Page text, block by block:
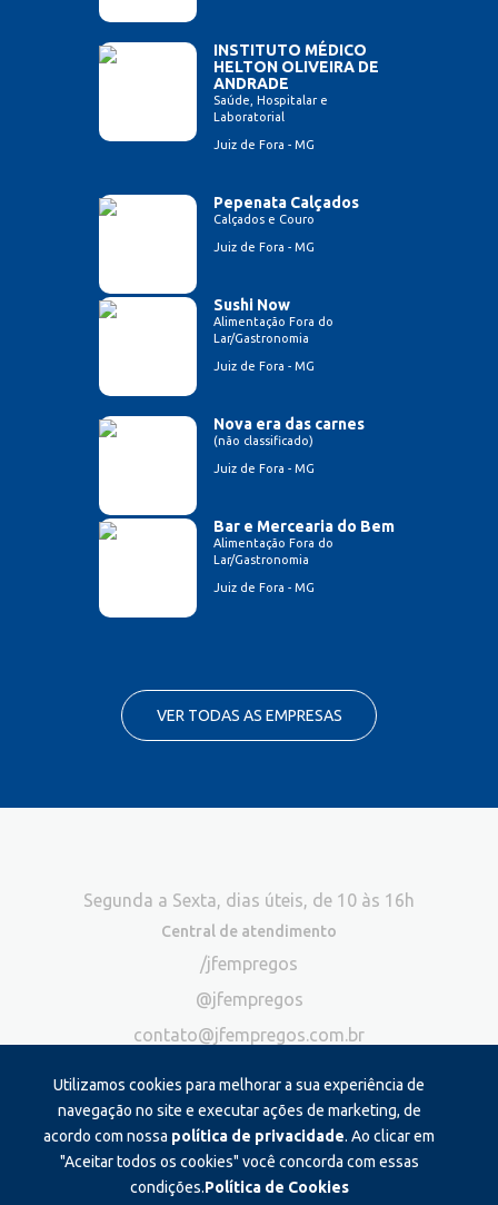
INSTITUTO MÉDICO
HELTON OLIVEIRA DE
ANDRADE
Saúde, Hospitalar e
Laboratorial
Juiz de Fora - MG
Pepenata Calçados
Calçados e Couro
Juiz de Fora - MG
Sushi Now
Alimentação Fora do
Lar/Gastronomia
Juiz de Fora - MG
Nova era das carnes
(não classificado)
Juiz de Fora - MG
Bar e Mercearia do Bem
Alimentação Fora do
Lar/Gastronomia
Juiz de Fora - MG
VER TODAS AS EMPRESAS
Utilizamos cookies para melhorar a sua experiência de
navegação no site e executar ações de marketing, de
acordo com nossa política de privacidade. Ao clicar em
"Aceitar todos os cookies" você concorda com essas
condições.Política de Cookies
Segunda a Sexta, dias úteis, de 10 às 16h
Central de atendimento
/jfempregos
@jfempregos
contato@jfempregos.com.br
Publicidade
*Exclusivo para atendimento via chat. Não atendemos ligações neste
canal
Produzido e administrado por: